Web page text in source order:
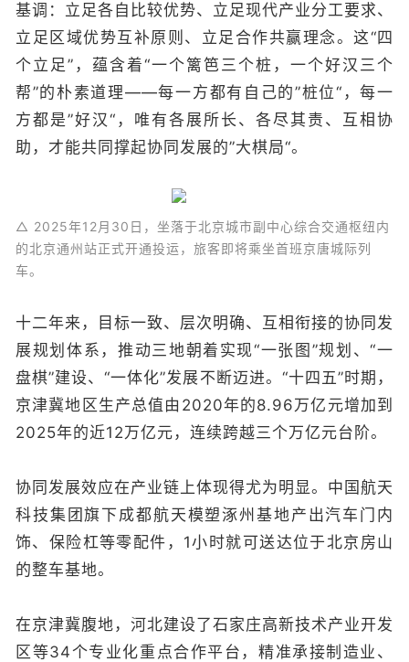
基调：立足各自比较优势、立足现代产业分工要求、
立足区域优势互补原则、立足合作共赢理念。这“四
个立足”，蕴含着“一个篱笆三个桩，一个好汉三个
帮”的朴素道理——每一方都有自己的”桩位“，每一
方都是”好汉“，唯有各展所长、各尽其责、互相协
助，才能共同撑起协同发展的”大棋局“。
△ 2025年12月30日，坐落于北京城市副中心综合交通枢纽内
的北京通州站正式开通投运，旅客即将乘坐首班京唐城际列
车。
十二年来，目标一致、层次明确、互相衔接的协同发
展规划体系，推动三地朝着实现“一张图”规划、“一
盘棋”建设、“一体化”发展不断迈进。“十四五”时期，
京津冀地区生产总值由2020年的8.96万亿元增加到
2025年的近12万亿元，连续跨越三个万亿元台阶。
协同发展效应在产业链上体现得尤为明显。中国航天
科技集团旗下成都航天模塑涿州基地产出汽车门内
饰、保险杠等零配件，1小时就可送达位于北京房山
的整车基地。
在京津冀腹地，河北建设了石家庄高新技术产业开发
区等34个专业化重点合作平台，精准承接制造业、